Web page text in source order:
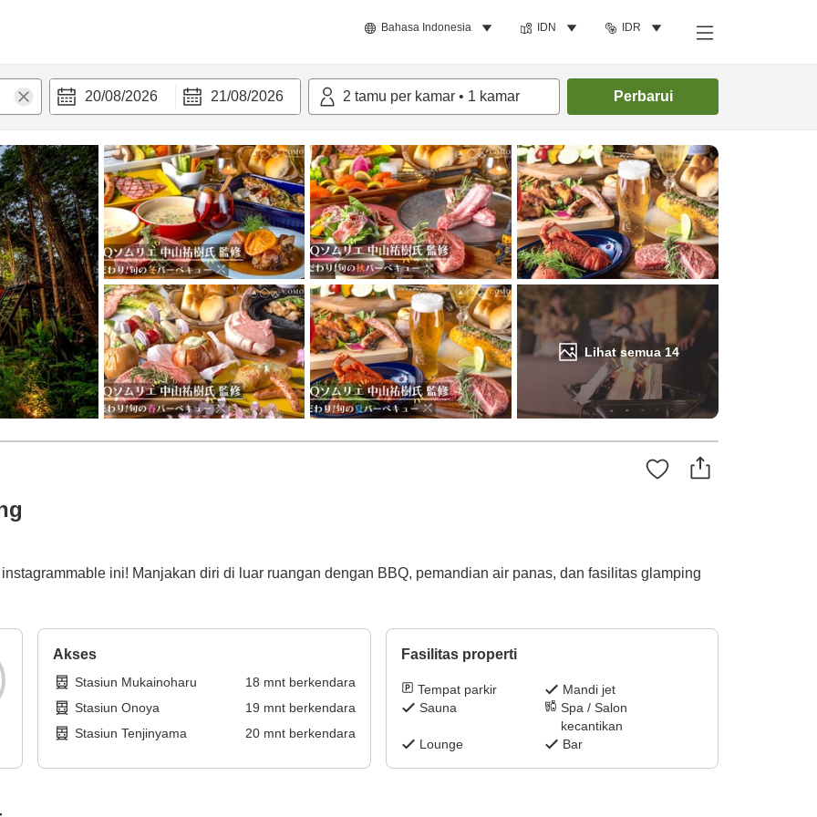
Bahasa Indonesia IDN IDR
20/08/2026 21/08/2026 2 tamu per kamar • 1 kamar Perbarui
Lihat semua14
Cari kamar
ini! Manjakan diri di luar ruangan dengan BBQ, pemandian air panas, dan fasilitas glamping
Akses
Stasiun Mukainoharu 18 mnt berkendara
Stasiun Onoya
19 mnt berkendara
Stasiun Tenjinyama
20mnt berkendara
Fasilitas properti
Tempat parkir
Mandi jet
Sauna
Spa / Salon
kecantikan
Lounge
Bar